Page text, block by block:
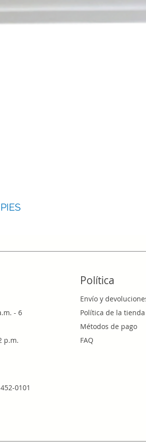
- 6
p.m.
0101
Política
Envío y
Política de la tienda
Métodos de pago
FAQ